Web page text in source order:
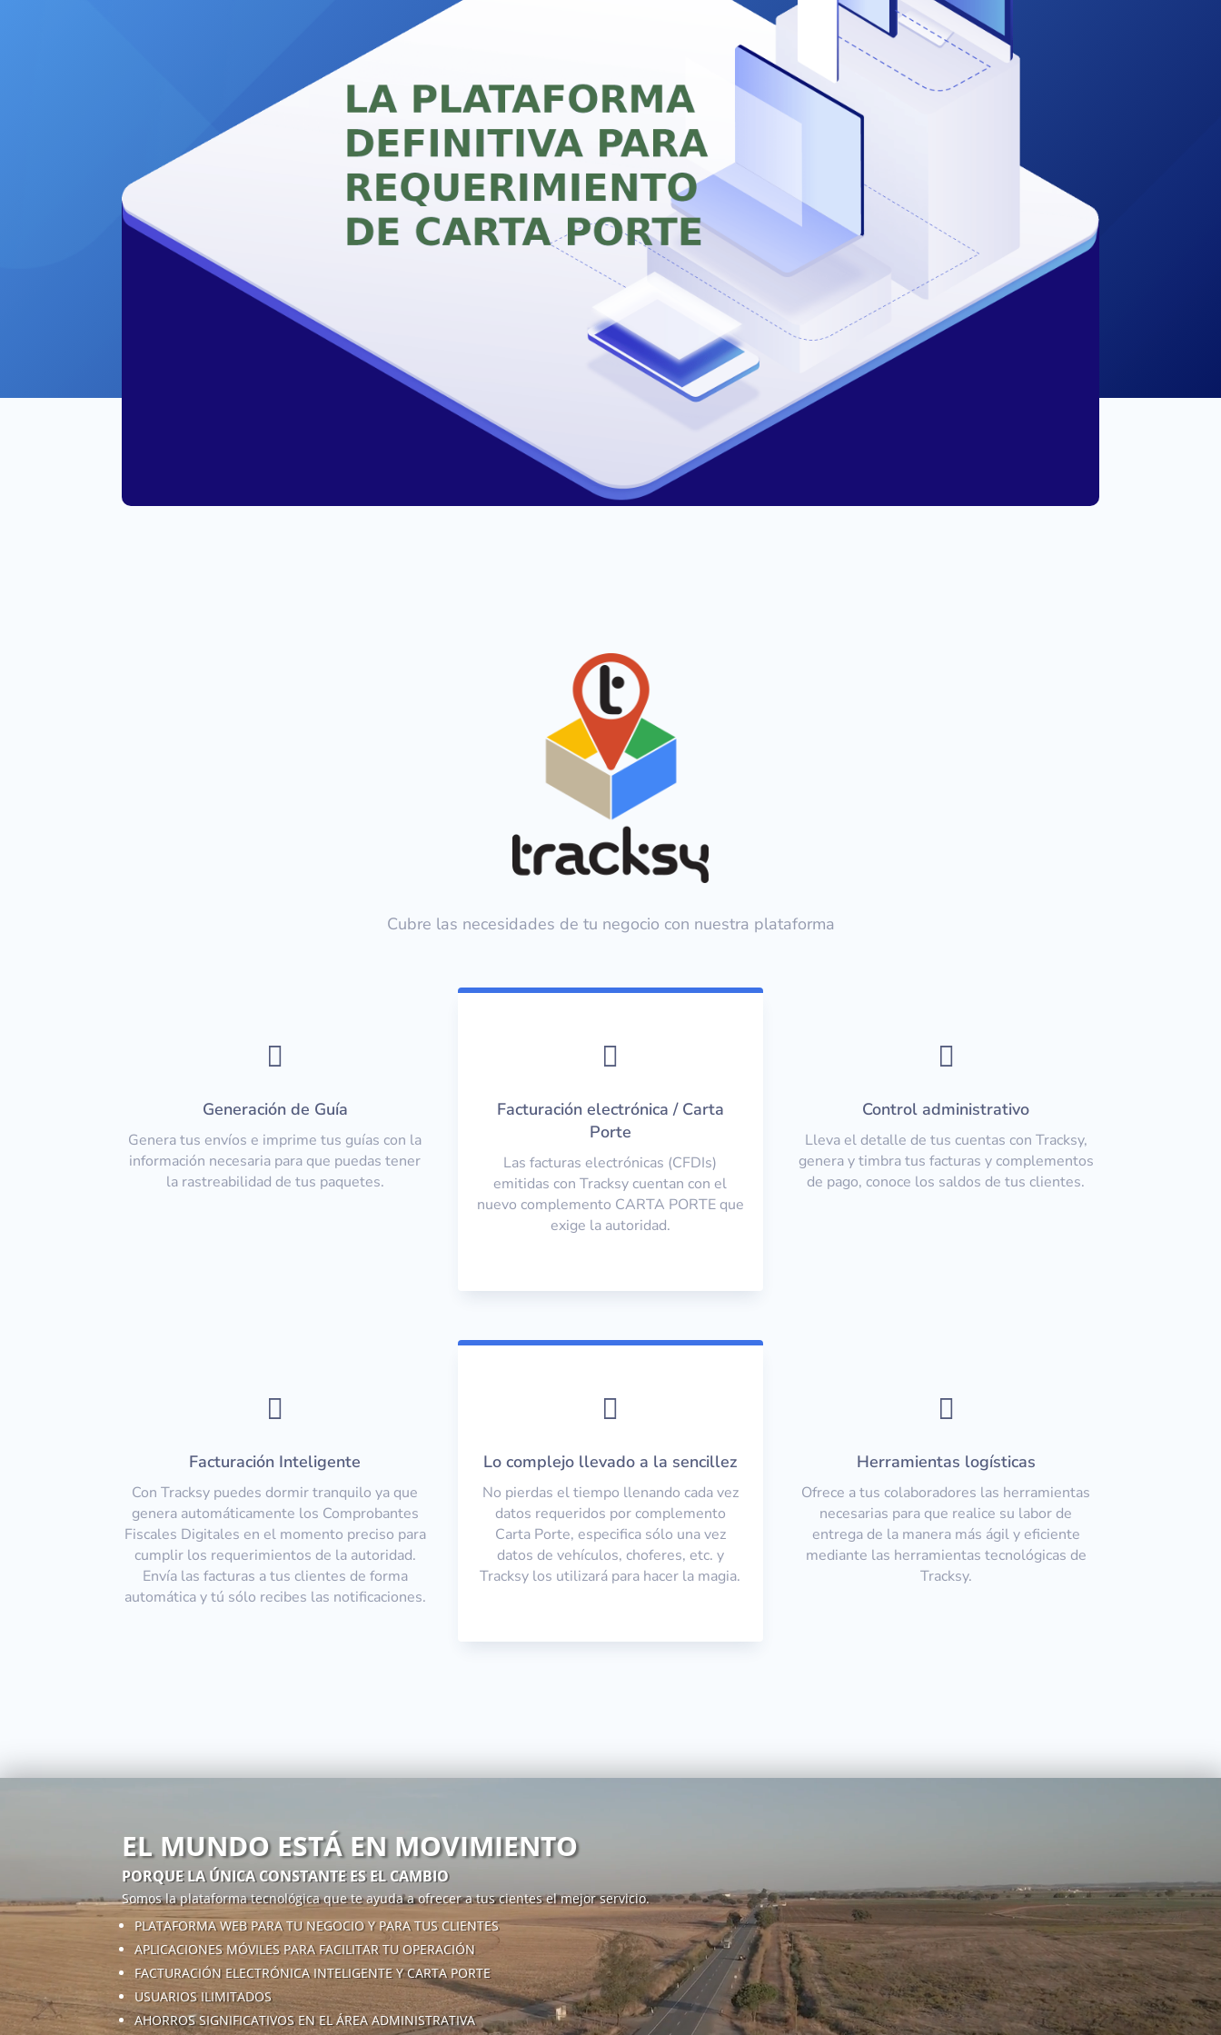
Cubre las necesidades de tu negocio con nuestra plataforma

Generación de Guía
Genera tus envíos e imprime tus guías con la
información necesaria para que puedas tener
la rastreabilidad de tus paquetes.

Facturación electrónica / Carta
Porte
Las facturas electrónicas (CFDIs)
emitidas con Tracksy cuentan con el
nuevo complemento CARTA PORTE que
exige la autoridad.

Control administrativo
Lleva el detalle de tus cuentas con Tracksy,
genera y timbra tus facturas y complementos
de pago, conoce los saldos de tus clientes.

Facturación Inteligente
Con Tracksy puedes dormir tranquilo ya que
genera automáticamente los Comprobantes
Fiscales Digitales en el momento preciso para
cumplir los requerimientos de la autoridad.
Envía las facturas a tus clientes de forma
automática y tú sólo recibes las notificaciones.

Lo complejo llevado a la sencillez
No pierdas el tiempo llenando cada vez
datos requeridos por complemento
Carta Porte, especifica sólo una vez
datos de vehículos, choferes, etc. y
Tracksy los utilizará para hacer la magia.

Herramientas logísticas
Ofrece a tus colaboradores las herramientas
necesarias para que realice su labor de
entrega de la manera más ágil y eficiente
mediante las herramientas tecnológicas de
Tracksy.
EL MUNDO ESTÁ EN MOVIMIENTO
PORQUE LA ÚNICA CONSTANTE ES EL CAMBIO
Somos la plataforma tecnológica que te ayuda a ofrecer a tus cientes el mejor servicio.
PLATAFORMA WEB PARA TU NEGOCIO Y PARA TUS CLIENTES
APLICACIONES MÓVILES PARA FACILITAR TU OPERACIÓN
FACTURACIÓN ELECTRÓNICA INTELIGENTE Y CARTA PORTE
USUARIOS ILIMITADOS
AHORROS SIGNIFICATIVOS EN EL ÁREA ADMINISTRATIVA